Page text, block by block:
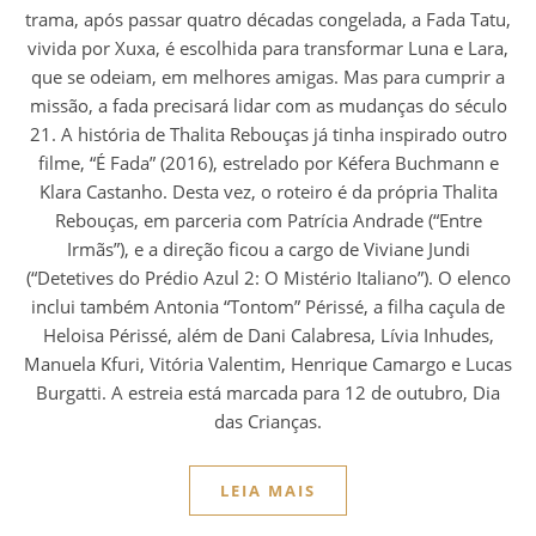
trama, após passar quatro décadas congelada, a Fada Tatu,
vivida por Xuxa, é escolhida para transformar Luna e Lara,
que se odeiam, em melhores amigas. Mas para cumprir a
missão, a fada precisará lidar com as mudanças do século
21. A história de Thalita Rebouças já tinha inspirado outro
filme, “É Fada” (2016), estrelado por Kéfera Buchmann e
Klara Castanho. Desta vez, o roteiro é da própria Thalita
Rebouças, em parceria com Patrícia Andrade (“Entre
Irmãs”), e a direção ficou a cargo de Viviane Jundi
(“Detetives do Prédio Azul 2: O Mistério Italiano”). O elenco
inclui também Antonia “Tontom” Périssé, a filha caçula de
Heloisa Périssé, além de Dani Calabresa, Lívia Inhudes,
Manuela Kfuri, Vitória Valentim, Henrique Camargo e Lucas
Burgatti. A estreia está marcada para 12 de outubro, Dia
das Crianças.
LEIA MAIS